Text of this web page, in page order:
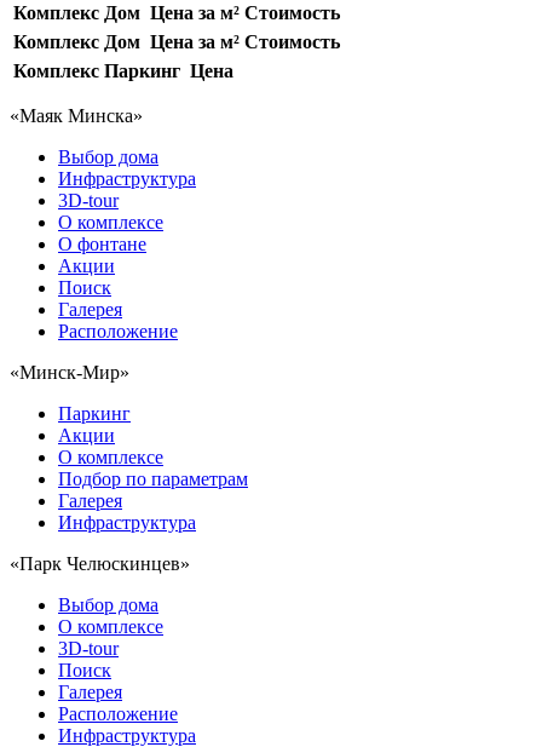
Комплекс Дом Цена за м² Стоимость
Комплекс Дом Цена за м² Стоимость
Комплекс Паркинг Цена
«Маяк Минска»
Выбор дома
Инфраструктура
3D-tour
О комплексе
О фонтане
Акции
Поиск
Галерея
Расположение
«Минск-Мир»
Паркинг
Акции
О комплексе
Подбор по параметрам
Галерея
Инфраструктура
«Парк Челюскинцев»
Выбор дома
О комплексе
3D-tour
Поиск
Галерея
Расположение
Инфраструктура